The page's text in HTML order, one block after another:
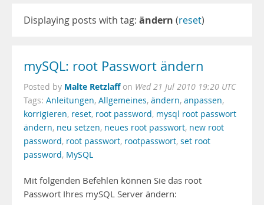
Displaying posts with tag: ändern (reset)
mySQL: root Passwort ändern
Posted by Malte Retzlaff on Wed 21 Jul 2010 19:20 UTC
Tags: Anleitungen, Allgemeines, ändern, anpassen,
korrigieren, reset, root password, mysql root passwort
ändern, neu setzen, neues root passwort, new root
password, root passwort, rootpasswort, set root
password, MySQL
Mit folgenden Befehlen können Sie das root
Passwort Ihres mySQL Server ändern: